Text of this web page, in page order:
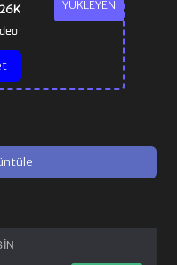
YÜKLEYEN